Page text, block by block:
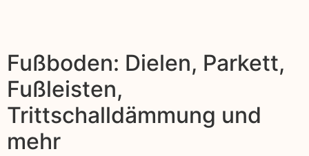
Fußboden: Dielen, Parkett,
Fußleisten,
Trittschalldämmung und
mehr